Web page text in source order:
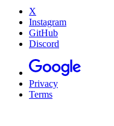
X
Instagram
GitHub
Discord
Privacy
Terms